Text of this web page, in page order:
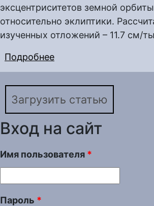
эксцентриситетов земной
относительно эклиптики.
изученных отложений – 11.7 см/
Подробнее
маастрихту долины
Загрузить статью
Вход на сайт
Имя пользователя *
Пароль *